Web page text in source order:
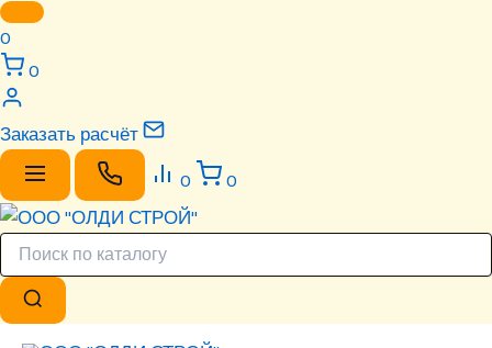
0
0
Заказать расчёт
0 0